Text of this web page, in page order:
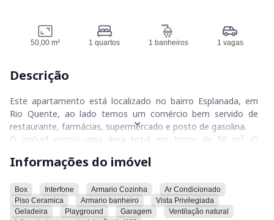
50,00 m² 1 quartos 1 banheiros 1 vagas
Descrição
Este apartamento está localizado no bairro Esplanada, em
Rio Quente, ao lado temos um comércio bem servido de
restaurante, farmácias, supermercado e posto de gasolina.
O imóvel possui uma área total em torno de 50 m². O
disso, o imóvel conta com uma vaga de garagem.
O apartamento possui diversas comodidades. Entre elas,
estão inclusas: box, interfone, armário na cozinha, ar
condicionado, piso de cerâmica. .A cozinha é repleta de
Informações do imóvel
Box Interfone Armario Cozinha
Ar Condicionado
Piso Ceramica
Armario banheiro
Vista Privilegiada
Geladeira
Playground Garagem
Ventilação natural